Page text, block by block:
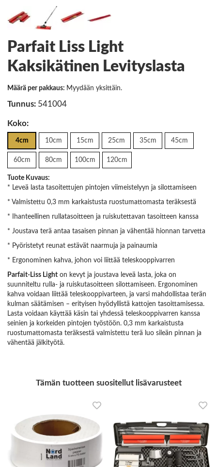
Parfait Liss Light
Kaksikätinen Levityslasta
Määrä per pakkaus: Myydään yksittäin.
Tunnus: 541004
Koko:
4cm 10cm 15cm 25cm 35cm 45cm
60cm 80cm 100cm 120cm
Tuote Kuvaus:
* Leveä lasta tasoitettujen pintojen viimeistelyyn ja silottamiseen
* Valmistettu 0,3 mm karkaistusta ruostumattomasta teräksestä
* Ihanteellinen rullatasoitteen ja ruiskutettavan tasoitteen kanssa
* Joustava terä antaa tasaisen pinnan ja vähentää hionnan tarvetta
* Pyöristetyt reunat estävät naarmuja ja painaumia
* Ergonominen kahva, johon voi liittää teleskooppivarren
Parfait-Liss Light on kevyt ja joustava leveä lasta, joka on
suunniteltu rulla- ja ruiskutasoitteen silottamiseen. Ergonominen
kahva voidaan liittää teleskooppivarteen, ja varsi mahdollistaa terän
kulman säätämisen – erityisen hyödyllistä kattojen tasoittamisessa.
Lasta voidaan käyttää käsin tai yhdessä teleskooppivarren kanssa
seinien ja korkeiden pintojen työstöön. 0,3 mm karkaistusta
ruostumattomasta teräksestä valmistettu terä luo sileän pinnan ja
vähentää jälkityötä.
Tämän tuotteen suositellut lisävarusteet